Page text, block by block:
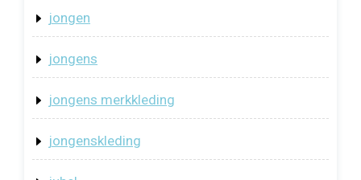
jongen
jongens
jongens merkkleding
jongenskleding